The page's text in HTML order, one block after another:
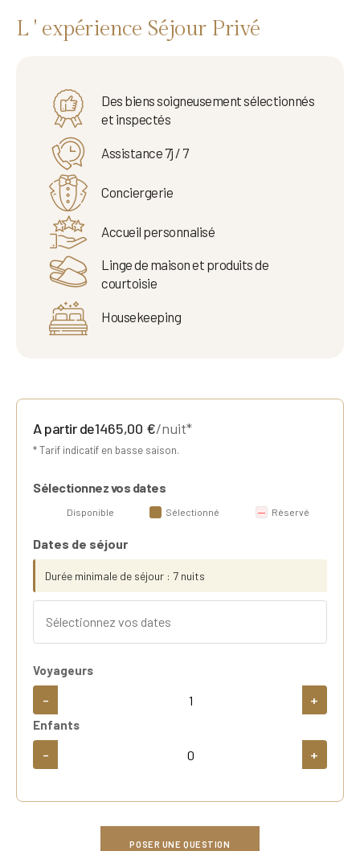
L ' expérience Séjour Privé
Des biens soigneusement sélectionnés
et inspectés
Assistance 7j / 7
Conciergerie
Accueil personnalisé
Linge de maison et produits de
courtoisie
Housekeeping
A partir de1465,00 €/nuit*
* Tarif indicatif en basse saison.
Sélectionnez vos dates
Disponible Sélectionné Réservé
Dates de séjour
Durée minimale de séjour : 7 nuits
Voyageurs
- +
Enfants
- +
POSER UNE QUESTION